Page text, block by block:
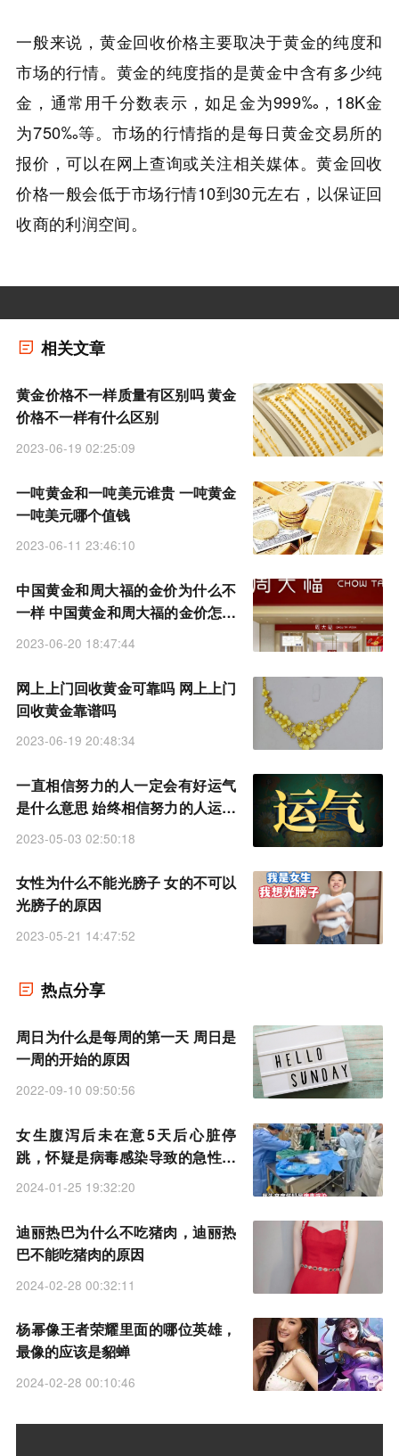
一般来说，黄金回收价格主要取决于黄金的纯度和
市场的行情。黄金的纯度指的是黄金中含有多少纯
金，通常用千分数表示，如足金为999‰，18K金
为750‰等。市场的行情指的是每日黄金交易所的
报价，可以在网上查询或关注相关媒体。黄金回收
价格一般会低于市场行情10到30元左右，以保证回
收商的利润空间。
相关文章
黄金价格不一样质量有区别吗 黄金
价格不一样有什么区别
2023-06-19 02:25:09
一吨黄金和一吨美元谁贵 一吨黄金
一吨美元哪个值钱
2023-06-11 23:46:10
中国黄金和周大福的金价为什么不
一样 中国黄金和周大福的金价怎么
差那么多
2023-06-20 18:47:44
网上上门回收黄金可靠吗 网上上门
回收黄金靠谱吗
2023-06-19 20:48:34
一直相信努力的人一定会有好运气
是什么意思 始终相信努力的人运气
不会太差吗
2023-05-03 02:50:18
女性为什么不能光膀子 女的不可以
光膀子的原因
2023-05-21 14:47:52
热点分享
周日为什么是每周的第一天 周日是
一周的开始的原因
2022-09-10 09:50:56
女生腹泻后未在意5天后心脏停
跳，怀疑是病毒感染导致的急性暴
发性心肌炎
2024-01-25 19:32:20
迪丽热巴为什么不吃猪肉，迪丽热
巴不能吃猪肉的原因
2024-02-28 00:32:11
杨幂像王者荣耀里面的哪位英雄，
最像的应该是貂蝉
2024-02-28 00:10:46